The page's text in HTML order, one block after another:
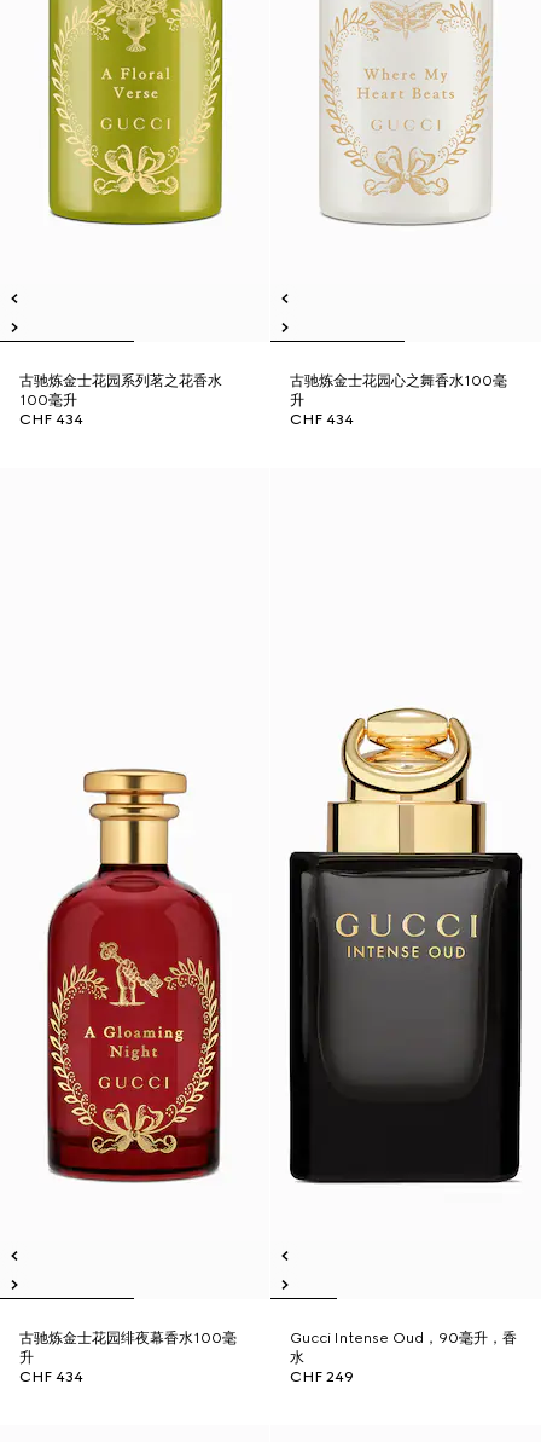
古驰炼金士花园系列茗之花香水
100毫升
CHF 434
古驰炼金士花园心之舞香水100毫
升
CHF 434
古驰炼金士花园绯夜幕香水100毫
升
CHF 434
Gucci Intense Oud，90毫升，香
水
CHF 249